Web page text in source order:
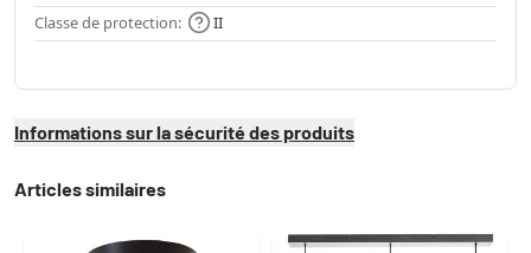
Classe de protection:
II
Informations sur la sécurité des produits
Articles similaires